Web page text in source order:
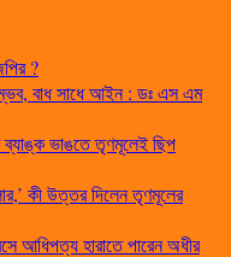
?
বাধ সাধে আইন : ডঃ এস এম
ভাঙতে তৃণমূলেই ছিপ
কী উত্তর দিলেন তৃণমূলের
আধিপত্য হারাতে পারেন অধীর